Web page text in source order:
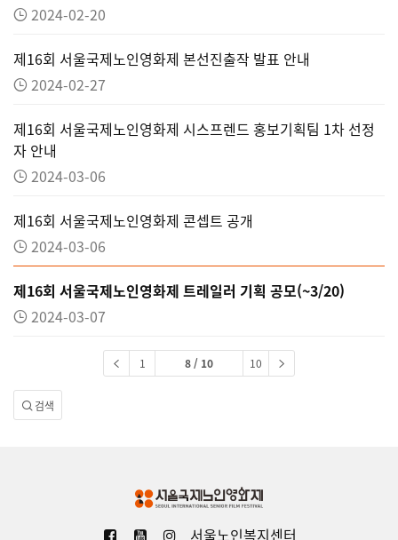
2024-02-20
제16회 서울국제노인영화제 본선진출작 발표 안내
2024-02-27
제16회 서울국제노인영화제 시스프렌드 홍보기획팀 1차 선정
자 안내
2024-03-06
제16회 서울국제노인영화제 콘셉트 공개
2024-03-06
제16회 서울국제노인영화제 트레일러 기획 공모(~3/20)
2024-03-07
1 8 / 10 10
검색
서울노인복지센터